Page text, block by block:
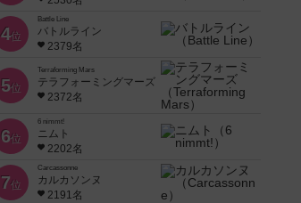
4位
Battle Line
バトルライン
2379名
5位
Terraforming Mars
テラフォーミングマーズ
2372名
6位
6 nimmt!
ニムト
2202名
7位
Carcassonne
カルカソンヌ
2191名